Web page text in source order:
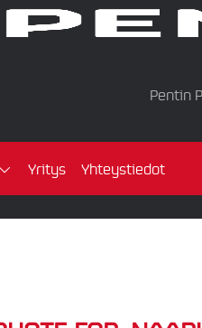
Pentin
Yritys Yhteystiedot